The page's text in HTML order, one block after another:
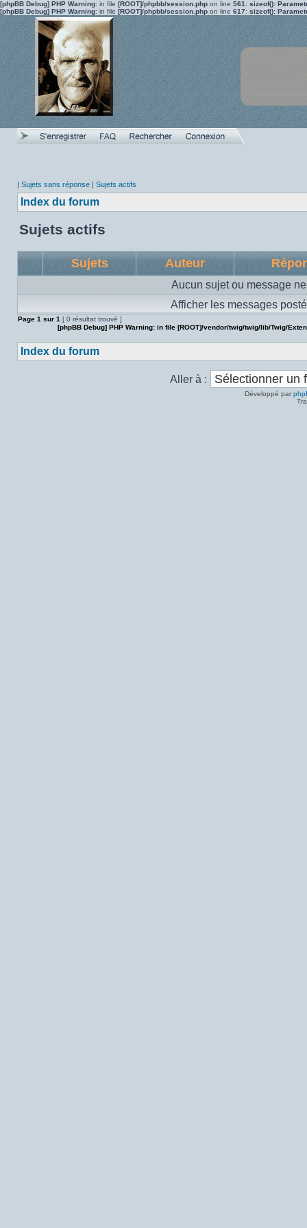
[phpBB Debug] PHP Warning: in file [ROOT]/phpbb/session.php on line 561 : sizeof():
[phpBB Debug] PHP Warning: in file [ROOT]/phpbb/session.php on line 617: sizeof():
| Sujets sans réponse | Sujets actifs
Index du forum
Sujets actifs
Sujets Auteur
Aucun sujet ou message
Afficher les messages
Page 1 sur 1 [ 0 résultat trouvé ]
[phpBB Debug] PHP Warning: in file [ROOT]/vendor/twig/twig/lib/Twig/
Index du forum
Aller à :
Développé par